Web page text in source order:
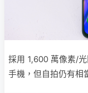
採用 1,600 萬像素/
手機，但自拍仍有相